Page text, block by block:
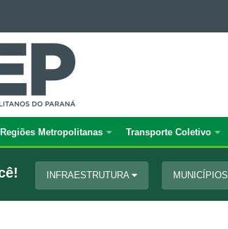
Regiões Metropolitanas Transporte Coletivo
INFRAESTRUTURA MUNICÍPIOS